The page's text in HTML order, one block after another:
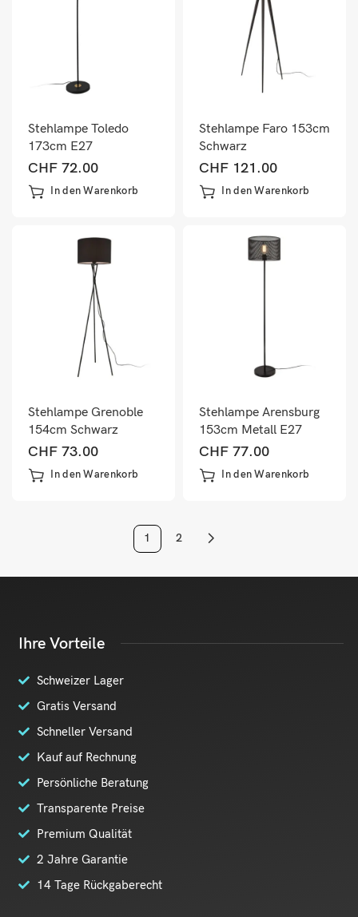
Stehlampe Toledo
173cm E27
CHF 72.00
In den Warenkorb
Stehlampe Faro 153cm
Schwarz
CHF 121.00
In den Warenkorb
Stehlampe Grenoble
154cm Schwarz
CHF 73.00
In den Warenkorb
Stehlampe Arensburg
153cm Metall E27
60W Schwarz
CHF 77.00
In den Warenkorb
1 2
Ihre Vorteile
Schweizer Lager
Gratis Versand
Schneller Versand
Kauf auf Rechnung
Persönliche Beratung
Transparente Preise
Premium Qualität
2 Jahre Garantie
14 Tage Rückgaberecht